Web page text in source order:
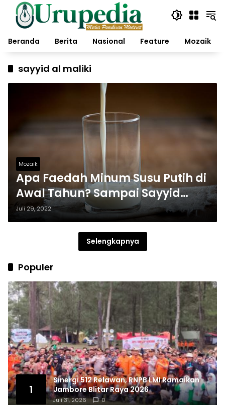
Langsung
konten
Beranda
Berita Nasional Feature Mozaik
sayyid al maliki
Mozaik
Apa Faedah Minum Susu Putih di
Awal Tahun? Sampai Sayyid
Maliki Selalu Mengamalkannya!
Juli 29, 2022
Selengkapnya
Populer
1
Sinergi 512 Relawan, RNPB LMI Ramaikan
Jambore Blitar Raya 2026
Juli 31, 2026 0